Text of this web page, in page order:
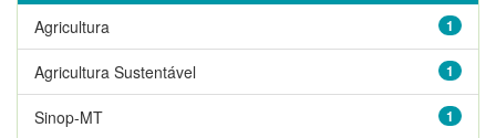
1
Agricultura
1
Agricultura Sustentável
1
Sinop-MT